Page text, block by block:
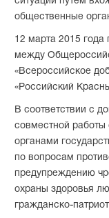
общественные
12 марта 2015 года
между
«Всероссийское
«Российский
В соответствии с
совместной работы
органами
по вопросам
предупреждению
охраны здоровья
гражданско-